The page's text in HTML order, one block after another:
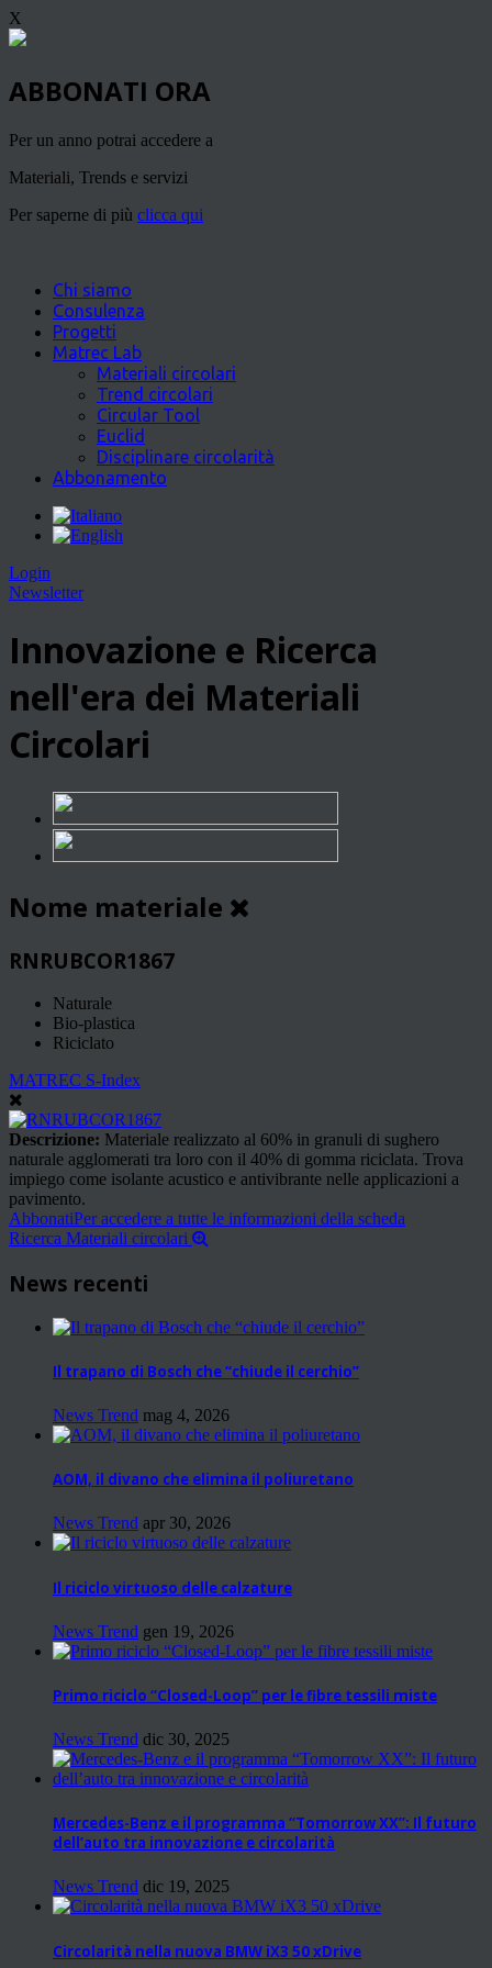
X
ABBONATI ORA
Per un anno potrai accedere a
Materiali, Trends e servizi
Per saperne di più clicca qui
Chi siamo
Consulenza
Progetti
Matrec Lab
Materiali circolari
Trend circolari
Circular Tool
Euclid
Disciplinare circolarità
Abbonamento
Login
Newsletter
Innovazione e Ricerca
nell'era dei Materiali
Circolari
Nome materiale
RNRUBCOR1867
Naturale
Bio-plastica
Riciclato
MATREC S-Index
Descrizione: Materiale realizzato al 60% in granuli di sughero
naturale agglomerati tra loro con il 40% di gomma riciclata. Trova
impiego come isolante acustico e antivibrante nelle applicazioni a
pavimento.
AbbonatiPer accedere a tutte le informazioni della scheda
Ricerca Materiali circolari
News recenti
Il trapano di Bosch che “chiude il cerchio”
News Trend mag 4, 2026
AOM, il divano che elimina il poliuretano
News Trend apr 30, 2026
Il riciclo virtuoso delle calzature
News Trend gen 19, 2026
Primo riciclo “Closed-Loop” per le fibre tessili miste
News Trend dic 30, 2025
Mercedes-Benz e il programma “Tomorrow XX”: Il futuro
dell’auto tra innovazione e circolarità
News Trend dic 19, 2025
Circolarità nella nuova BMW iX3 50 xDrive